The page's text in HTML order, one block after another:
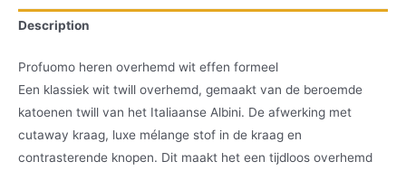
Description
Profuomo heren overhemd wit effen formeel
Een klassiek wit twill overhemd, gemaakt van de beroemde
katoenen twill van het Italiaanse Albini. De afwerking met
cutaway kraag, luxe mélange stof in de kraag en
contrasterende knopen. Dit maakt het een tijdloos overhemd